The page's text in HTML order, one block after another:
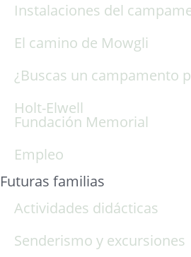
Instalaciones del
El camino de Mowgli
¿Buscas un campamento
Holt-Elwell
Fundación Memorial
Empleo
Futuras familias
Actividades didácticas
Senderismo y excursiones